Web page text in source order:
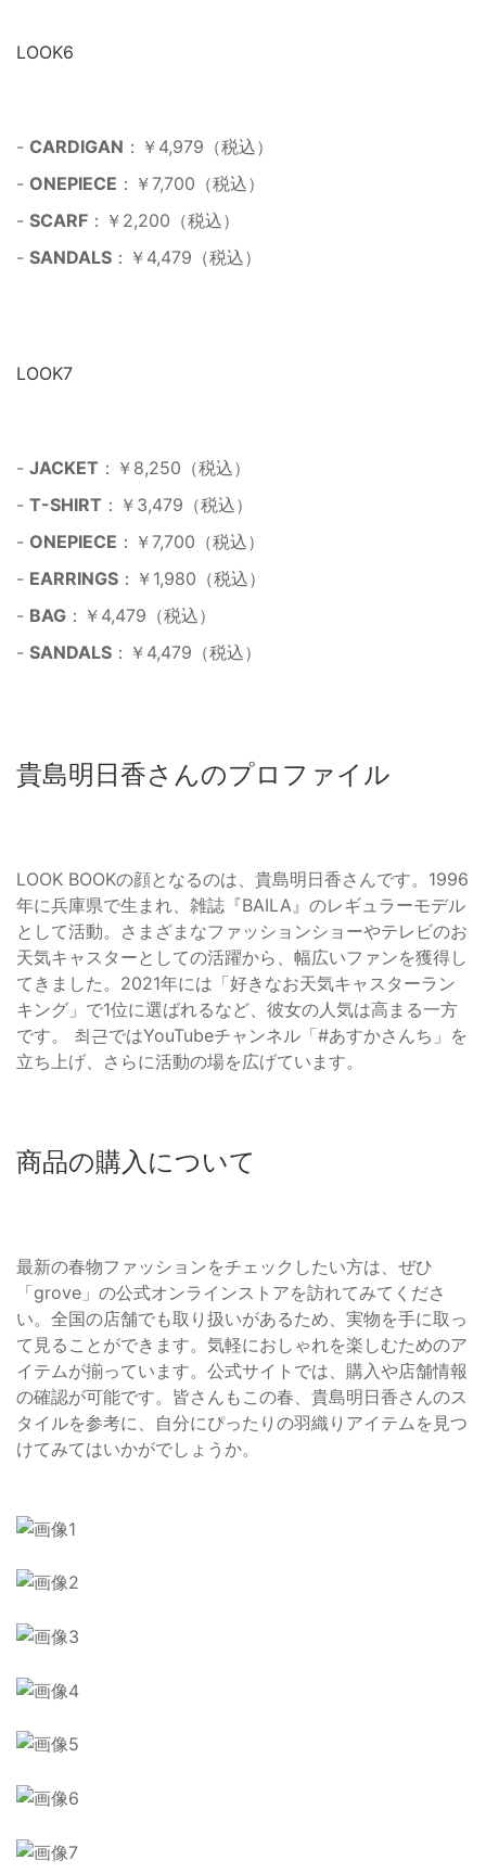
LOOK6
- CARDIGAN ：￥4,979（税込）
- ONEPIECE ：￥7,700（税込）
- SCARF ：￥2,200（税込）
- SANDALS ：￥4,479（税込）
LOOK7
- JACKET ：￥8,250（税込）
- T-SHIRT ：￥3,479（税込）
- ONEPIECE ：￥7,700（税込）
- EARRINGS ：￥1,980（税込）
- BAG ：￥4,479（税込）
- SANDALS ：￥4,479（税込）
貴島明日香さんのプロファイル
LOOK BOOKの顔となるのは、貴島明日香さんです。1996
年に兵庫県で生まれ、雑誌『BAILA』のレギュラーモデル
として活動。さまざまなファッションショーやテレビのお
天気キャスターとしての活躍から、幅広いファンを獲得し
てきました。2021年には「好きなお天気キャスターラン
キング」で1位に選ばれるなど、彼女の人気は高まる一方
です。 최근ではYouTubeチャンネル「#あすかさんち」を
立ち上げ、さらに活動の場を広げています。
商品の購入について
最新の春物ファッションをチェックしたい方は、ぜひ
「grove」の公式オンラインストアを訪れてみてくださ
い。全国の店舗でも取り扱いがあるため、実物を手に取っ
て見ることができます。気軽におしゃれを楽しむためのア
イテムが揃っています。公式サイトでは、購入や店舗情報
の確認が可能です。皆さんもこの春、貴島明日香さんのス
タイルを参考に、自分にぴったりの羽織りアイテムを見つ
けてみてはいかがでしょうか。